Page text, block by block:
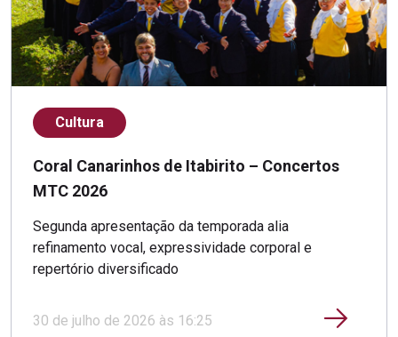
Cultura
Coral Canarinhos de Itabirito – Concertos
MTC 2026
Segunda apresentação da temporada alia
refinamento vocal, expressividade corporal e
repertório diversificado
30 de julho de 2026 às 16:25